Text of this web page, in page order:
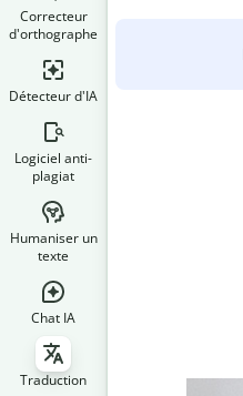
Correcteur
d'orthographe
Détecteur d'IA
Logiciel anti-
plagiat
Humaniser un
texte
Chat IA
Traduction